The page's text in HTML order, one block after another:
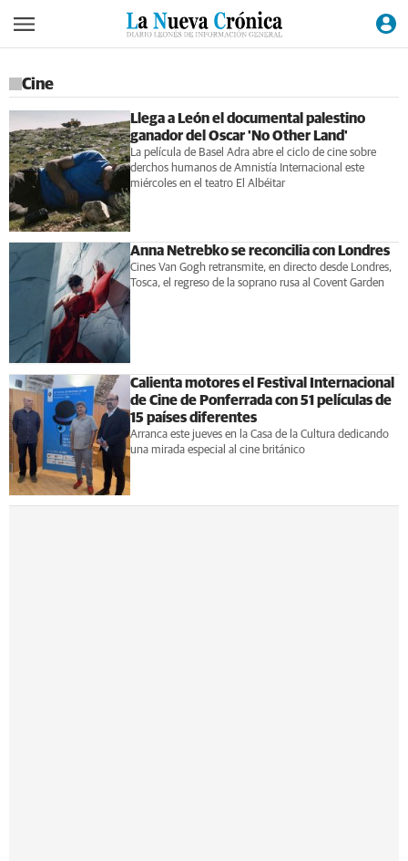
Cine
Llega a León el documental palestino
ganador del Oscar 'No Other Land'
La película de Basel Adra abre el ciclo de cine sobre
derchos humanos de Amnistía Internacional este
miércoles en el teatro El Albéitar
Anna Netrebko se reconcilia con Londres
Cines Van Gogh retransmite, en directo desde Londres,
Tosca, el regreso de la soprano rusa al Covent Garden
Calienta motores el Festival Internacional
de Cine de Ponferrada con 51 películas de
15 países diferentes
Arranca este jueves en la Casa de la Cultura dedicando
una mirada especial al cine británico